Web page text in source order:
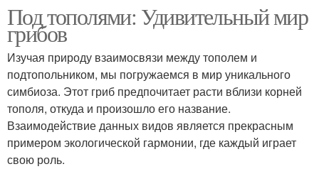
Под тополями: Удивительный мир
грибов
Изучая природу взаимосвязи между тополем и
подтопольником, мы погружаемся в мир уникального
симбиоза. Этот гриб предпочитает расти вблизи корней
тополя, откуда и произошло его название.
Взаимодействие данных видов является прекрасным
примером экологической гармонии, где каждый играет
свою роль.